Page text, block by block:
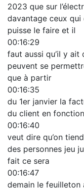
2023 que sur
davantage ceux
puisse le faire et il
00:16:29
faut aussi qu’il y
peuvent se
que à partir
00:16:35
du 1er janvier la
du client en
00:16:40
veut dire qu’on
des personnes jeu
fait ce sera
00:16:47
demain le feuilleton